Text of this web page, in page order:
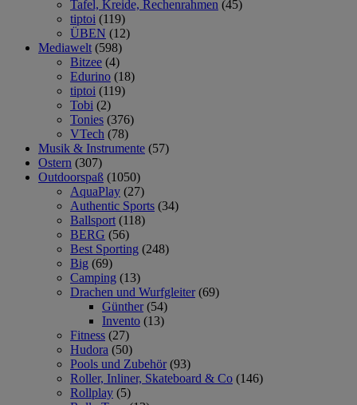
Tafel, Kreide, Rechenrahmen (45)
tiptoi (119)
ÜBEN (12)
Mediawelt (598)
Bitzee (4)
Edurino (18)
tiptoi (119)
Tobi (2)
Tonies (376)
VTech (78)
Musik & Instrumente (57)
Ostern (307)
Outdoorspaß (1050)
AquaPlay (27)
Authentic Sports (34)
Ballsport (118)
BERG (56)
Best Sporting (248)
Big (69)
Camping (13)
Drachen und Wurfgleiter (69)
Günther (54)
Invento (13)
Fitness (27)
Hudora (50)
Pools und Zubehör (93)
Roller, Inliner, Skateboard & Co (146)
Rollplay (5)